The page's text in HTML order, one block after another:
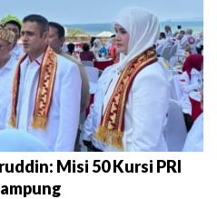
Misi 50 Kursi PRI